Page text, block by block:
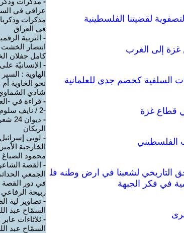
لقضيتنا الفلسطينية
غزة إلى الغرب
السلفية كخصم جدي للعلمانية
قطاع غزة
الفلسطيني
التاريخي لشعبنا في ارض وطنه فل
في فكر الجبهة
عراقي في
مذكرات
في العراق
- التربية
انتصار الخشت
كامل جفلان
- الإنسانيّة
الهاوية :
نحو الخاوية
شادي
- قراءة في -
-2 / نايف سلوم
-
الريكان
- لوبي
الخارجية
محمود الصباغ
- القصة
الجمعي
في دور
ربيحة الرفاعي
- تصاوير لية
السمّاح عبد
- ثلاثاءات
السمّاح عبد